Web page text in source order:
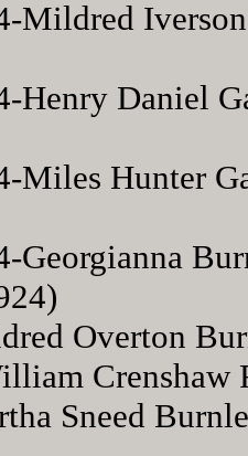
Mildred
Henry Daniel
Miles Hunter
Georgianna
Overton
Crenshaw
Sneed